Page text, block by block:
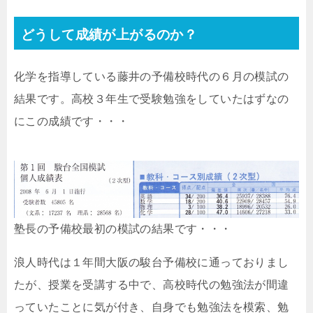
どうして成績が上がるのか？
化学を指導している藤井の予備校時代の６月の模試の
結果です。高校３年生で受験勉強をしていたはずなの
にこの成績です・・・
塾長の予備校最初の模試の結果です・・・
浪人時代は１年間大阪の駿台予備校に通っておりまし
たが、授業を受講する中で、高校時代の勉強法が間違
っていたことに気が付き、自身でも勉強法を模索、勉